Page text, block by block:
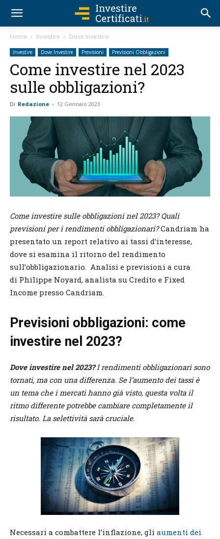
Home Investire Dove Investire
Investire Dove Investire Previsioni Previsioni Obbligazioni
Come investire nel 2023
sulle obbligazioni?
Di Redazione - 12 Gennaio 2023
Come investire sulle obbligazioni nel 2023? Quali
previsioni per i rendimenti obbligazionari?Candriam ha
presentato un report relativo ai tassi d’interesse,
dove si esamina il ritorno del rendimento
sull’obbligazionario. Analisi e previsioni a cura
di Philippe Noyard, analista su Credito e Fixed
Income presso Candriam.
Previsioni obbligazioni: come
investire nel 2023?
Dove investire nel 2023?I rendimenti obbligazionari sono
tornati, ma con una differenza. Se l’aumento dei tassi è
un tema che i mercati hanno già visto, questa volta il
ritmo differente potrebbe cambiare completamente il
risultato. La selettività sarà cruciale.
Necessari a combattere l’inflazione, gli aumenti dei